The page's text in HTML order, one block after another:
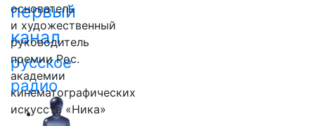
первый
канал
русское
радио
основатель
и художественный
руководитель
премии Рос.
академии
кинематографических
искусств «Ника»